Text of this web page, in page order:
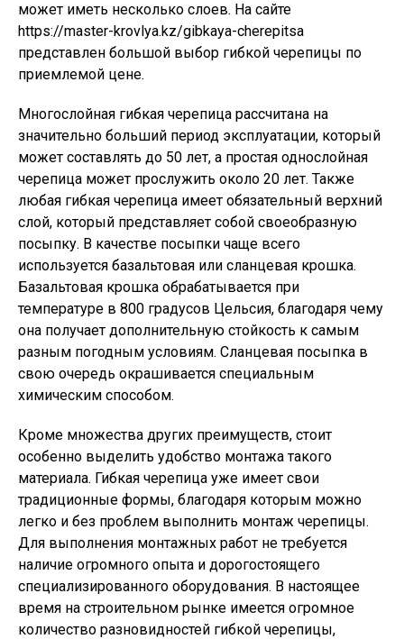
может иметь несколько слоев. На сайте
https://master-krovlya.kz/gibkaya-cherepitsa
представлен большой выбор гибкой черепицы по
приемлемой цене.
Многослойная гибкая черепица рассчитана на
значительно больший период эксплуатации, который
может составлять до 50 лет, а простая однослойная
черепица может прослужить около 20 лет. Также
любая гибкая черепица имеет обязательный верхний
слой, который представляет собой своеобразную
посыпку. В качестве посыпки чаще всего
используется базальтовая или сланцевая крошка.
Базальтовая крошка обрабатывается при
температуре в 800 градусов Цельсия, благодаря чему
она получает дополнительную стойкость к самым
разным погодным условиям. Сланцевая посыпка в
свою очередь окрашивается специальным
химическим способом.
Кроме множества других преимуществ, стоит
особенно выделить удобство монтажа такого
материала. Гибкая черепица уже имеет свои
традиционные формы, благодаря которым можно
легко и без проблем выполнить монтаж черепицы.
Для выполнения монтажных работ не требуется
наличие огромного опыта и дорогостоящего
специализированного оборудования. В настоящее
время на строительном рынке имеется огромное
количество разновидностей гибкой черепицы,